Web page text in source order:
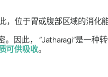
，位于胃或腹部区域的消化
。因此，“Jatharagi”是一种
可供吸收。